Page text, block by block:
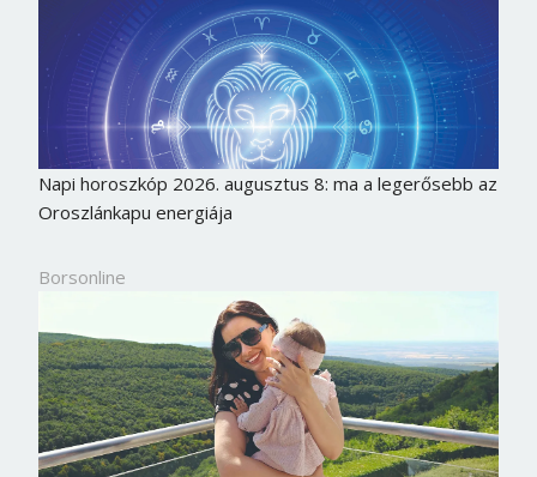
Napi horoszkóp 2026. augusztus 8: ma a legerősebb az
Oroszlánkapu energiája
Borsonline